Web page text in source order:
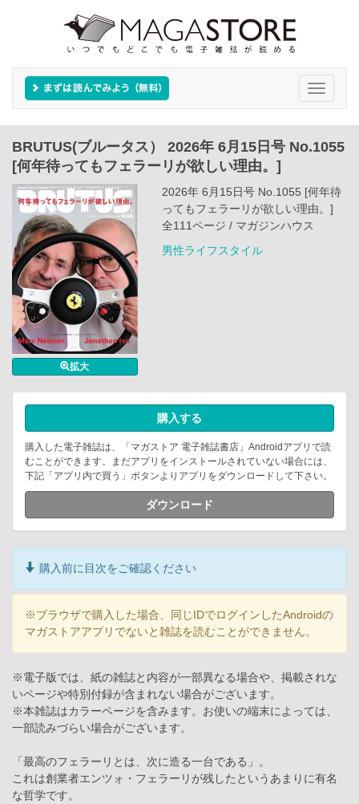
Toggle
BRUTUS(ブルータス） 2026年 6月15日号 No.1055
[何年待ってもフェラーリが欲しい理由。]
拡大
2026年 6月15日号 No.1055 [何年待
ってもフェラーリが欲しい理由。]
全111ページ / マガジンハウス
男性ライフスタイル
購入する
購入した電子雑誌は、「マガストア 電子雑誌書店」Androidアプリで読
むことができます。まだアプリをインストールされていない場合には、
下記「アプリ内で買う」ボタンよりアプリをダウンロードして下さい。
ダウンロード
購入前に目次をご確認ください
※ブラウザで購入した場合、同じIDでログインしたAndroidの
マガストアアプリでないと雑誌を読むことができません。
※電子版では、紙の雑誌と内容が一部異なる場合や、掲載されな
いページや特別付録が含まれない場合がございます。
※本雑誌はカラーページを含みます。お使いの端末によっては、
一部読みづらい場合がございます。
「最高のフェラーリとは、次に造る一台である」。
これは創業者エンツォ・フェラーリが残したというあまりに有名
な哲学です。